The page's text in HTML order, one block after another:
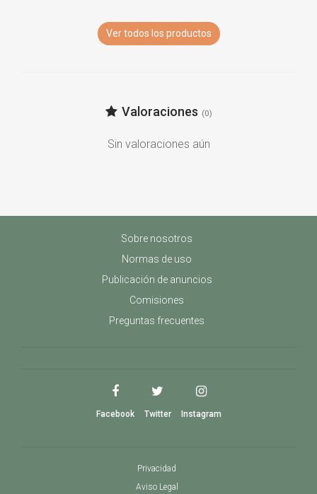
Ver todos los productos
Valoraciones (0)
Sin valoraciones aún
Sobre nosotros
Normas de uso
Publicación de anuncios
Comisiones
Preguntas frecuentes
Facebook Twitter Instagram
Privacidad
Aviso Legal